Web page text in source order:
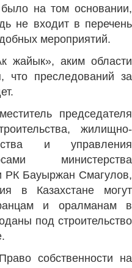
на том основании,
не входит в перечень
мероприятий.
жайык», аким области
что преследований за
председателя
жилищно-
и управления
министерства
РК Бауыржан Смагулов,
в Казахстане могут
и оралманам в
под строительство
собственности на